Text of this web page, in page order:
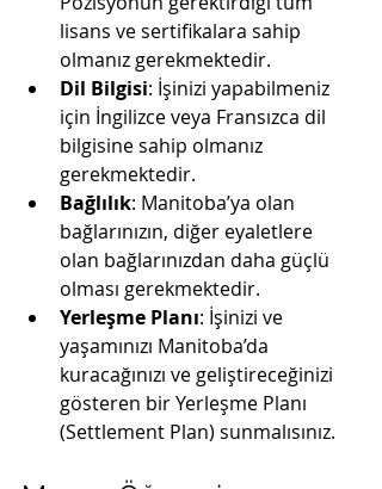
lisans ve sertifikalara sahip
olmanız gerekmektedir.
Dil Bilgisi: İşinizi yapabilmeniz
için İngilizce veya Fransızca dil
bilgisine sahip olmanız
gerekmektedir.
Bağlılık: Manitoba’ya olan
bağlarınızın, diğer eyaletlere
olan bağlarınızdan daha güçlü
olması gerekmektedir.
Yerleşme Planı: İşinizi ve
yaşamınızı Manitoba’da
kuracağınızı ve geliştireceğinizi
gösteren bir Yerleşme Planı
(Settlement Plan) sunmalısınız.